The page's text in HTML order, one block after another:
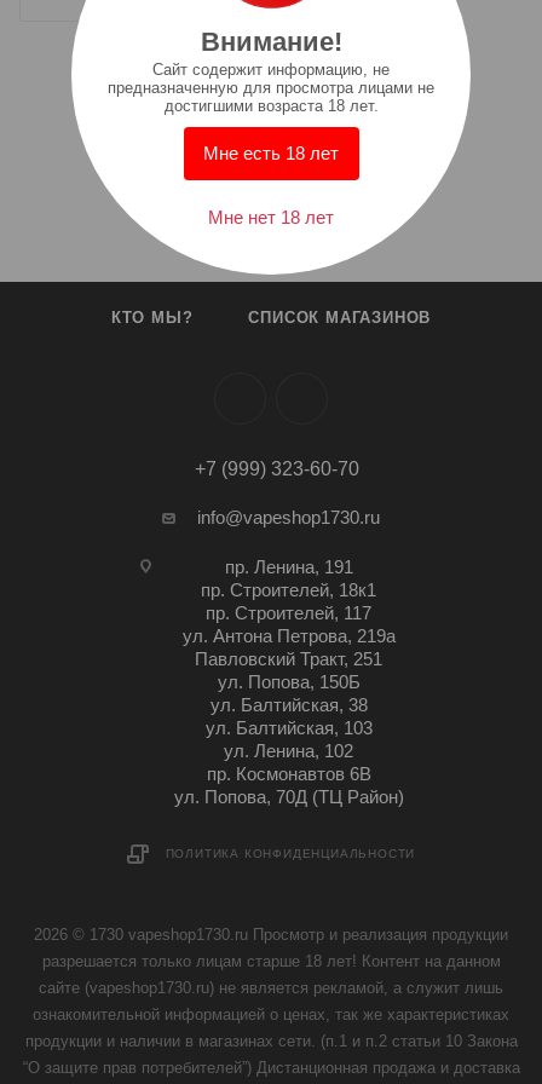
КТО МЫ? СПИСОК МАГАЗИНОВ
+7 (999) 323-60-70
info@vapeshop1730.ru
пр. Ленина, 191
пр. Строителей, 18к1
пр. Строителей, 117
ул. Антона Петрова, 219а
Павловский Тракт, 251
ул. Попова, 150Б
ул. Балтийская, 38
ул. Балтийская, 103
ул. Ленина, 102
пр. Космонавтов 6В
ул. Попова, 70Д (ТЦ Район)
ПОЛИТИКА КОНФИДЕНЦИАЛЬНОСТИ
2026 © 1730 vapeshop1730.ru Просмотр и реализация продукции
разрешается только лицам старше 18 лет! Контент на данном
сайте (vapeshop1730.ru) не является рекламой, а служит лишь
ознакомительной информацией о ценах, так же характеристиках
продукции и наличии в магазинах сети. (п.1 и п.2 статьи 10 Закона
“О защите прав потребителей”) Дистанционная продажа и доставка
Внимание!
Cайт содержит информацию, не
предназначенную для просмотра лицами не
достигшими возраста 18 лет.
Мне есть 18 лет
Мне нет 18 лет